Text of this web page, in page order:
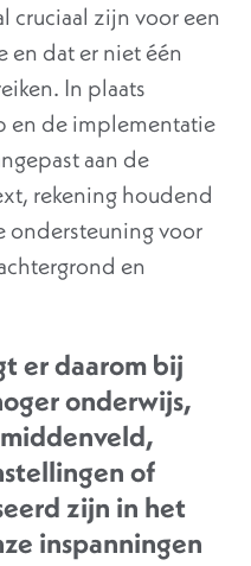
cruciaal zijn voor een
en dat er niet één
In plaats
en de implementatie
aan de
rekening houdend
ondersteuning voor
en
er daarom bij
onderwijs,
of
zijn in het
inspanningen